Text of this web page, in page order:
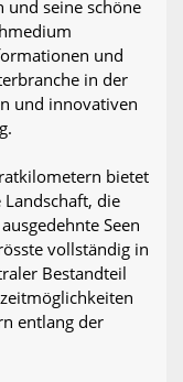
und seine schöne
und
in der
und innovativen
bietet
die
Seen
vollständig in
Bestandteil
entlang der